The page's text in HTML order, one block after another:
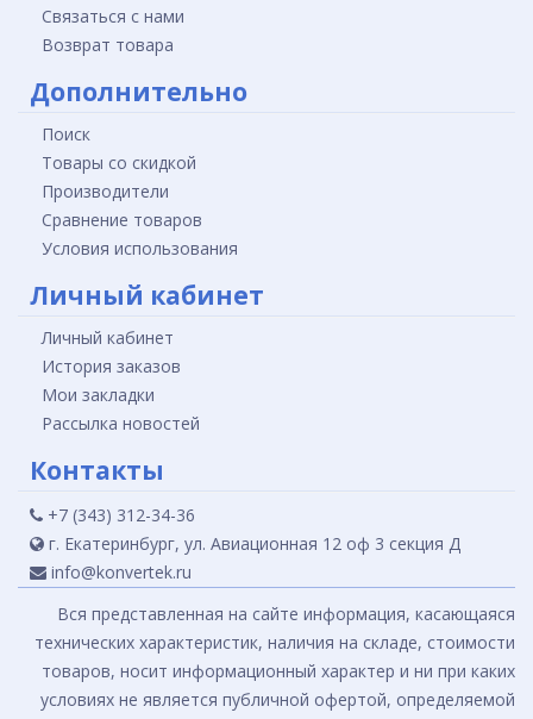
Связаться с нами
Возврат товара
Дополнительно
Поиск
Товары со скидкой
Производители
Сравнение товаров
Условия использования
Личный кабинет
Личный кабинет
История заказов
Мои закладки
Рассылка новостей
Контакты
+7 (343) 312-34-36
г. Екатеринбург, ул. Авиационная 12 оф 3 секция Д
info@konvertek.ru
Вся представленная на сайте информация, касающаяся
технических характеристик, наличия на складе, стоимости
товаров, носит информационный характер и ни при каких
условиях не является публичной офертой, определяемой